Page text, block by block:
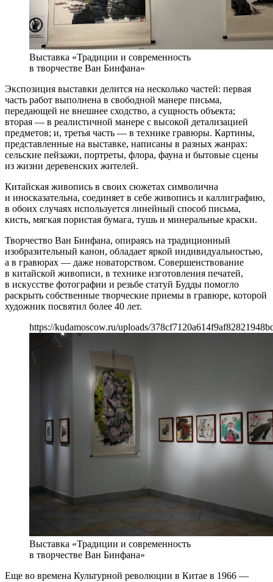
Выставка «Традиции и современность
в творчестве Ван Бинфана»
Экспозиция выставки делится на несколько частей: первая
часть работ выполнена в свободной манере письма,
передающей не внешнее сходство, а сущность объекта;
вторая — в реалистичной манере с высокой детализацией
предметов; и, третья часть — в технике гравюры. Картины,
представленные на выставке, написаны в разных жанрах:
сельские пейзажи, портреты, флора, фауна и бытовые сцены
из жизни деревенских жителей.
Китайская живопись в своих сюжетах символична
и иносказательна, соединяет в себе живопись и каллиграфию,
в обоих случаях используется линейный способ письма,
кисть, мягкая пористая бумага, тушь и минеральные краски.
Творчество Ван Бинфана, опираясь на традиционный
изобразительный канон, обладает яркой индивидуальностью,
а в гравюрах — даже новаторством. Совершенствование
в китайской живописи, в технике изготовления печатей,
в искусстве фотографии и резьбе статуй Будды помогло
раскрыть собственные творческие приемы в гравюре, которой
художник посвятил более 40 лет.
https://kudamoscow.ru/uploads/
Выставка «Традиции и современность
в творчестве Ван Бинфана»
Еще во времена Культурной революции в Китае в 1966 —